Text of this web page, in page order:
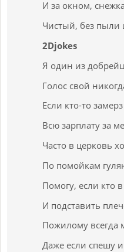
И за окном,
Чистый, без пыли
2Djokes
Я один из
Голос свой
Если кто-то
Всю зарплату за
Часто в церковь
По помойкам
Помогу, если кто
И подставить
Пожилому всегда
Даже если спешу